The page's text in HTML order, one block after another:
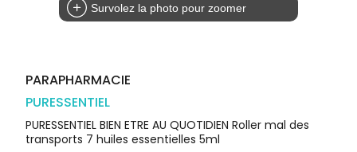
Survolez la photo pour zoomer
PARAPHARMACIE
PURESSENTIEL
PURESSENTIEL BIEN ETRE AU QUOTIDIEN Roller mal des
transports 7 huiles essentielles 5ml